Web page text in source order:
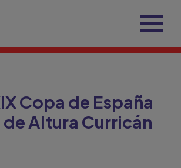
Copa de España
de Altura Curricán